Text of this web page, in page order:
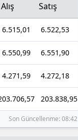
Alış Satış
6.515,01 6.522,53
6.550,99 6.551,90
4.271,59 4.272,18
203.838,95
Son Güncellenme: 08:42